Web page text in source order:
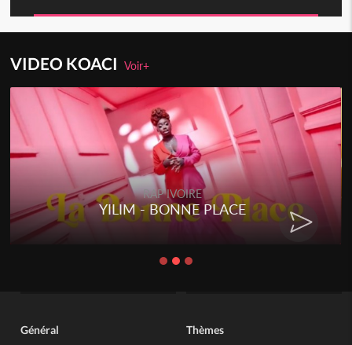
VIDEO KOACIVoir+
RAP IVOIRE
YILIM - BONNE PLACE
Général Thèmes